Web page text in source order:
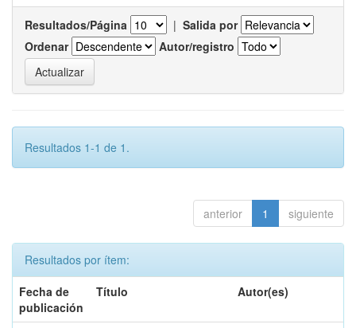
Resultados/Página | Salida por
Ordenar
Autor/registro
Resultados 1-1 de 1.
anterior 1 siguiente
Resultados por ítem:
Fecha de
publicación
Título Autor(es)